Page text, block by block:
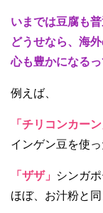
いまでは豆腐も
どうせなら、海
心も豊かになるっ
例えば、
「チリコンカーン
インゲン豆を使
「ザザ」
シンガ
ほぼ、お汁粉と同